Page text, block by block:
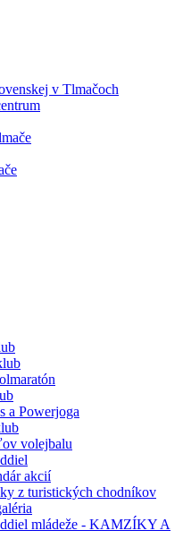
v Tlmačoch
a Powerjoga
volejbalu
akcií
z turistických chodníkov
mládeže - KAMZÍKY A